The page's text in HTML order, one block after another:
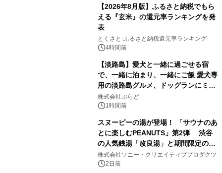
【2026年8月版】ふるさと納税でもら
える『玄米』の還元率ランキングを発
表
とくさと-ふるさと納税還元率ランキング-
4時間前
【淡路島】愛犬と一緒に過ごせる宿
で、一緒に泊まり、一緒にご飯 愛犬専
用の淡路島グルメ、ドッグランにミニ
プール グランピングとトレーラーハウ
スの2施設で
株式会社ぷらど
1時間前
スヌーピーの湯が登場！ 「サウナのあ
とに楽しむPEANUTS」第2弾 渋谷
の人気銭湯「改良湯」と期間限定のコ
ラボレーション サウナイキタイコラ
ボグッズも発売決定！
株式会社ソニー・クリエイティブプロダクツ
2日前